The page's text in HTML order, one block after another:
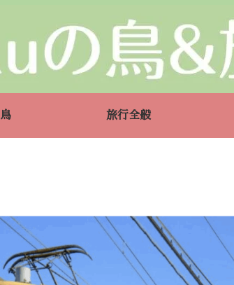
鳥 旅行全般